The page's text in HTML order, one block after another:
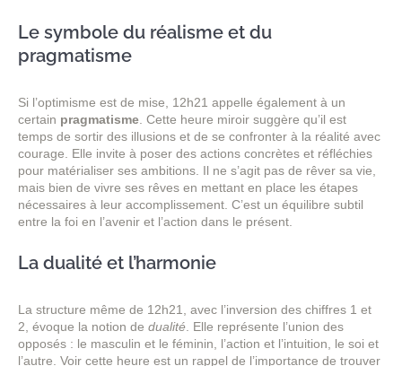
Le symbole du réalisme et du
pragmatisme
Si l’optimisme est de mise, 12h21 appelle également à un
certain pragmatisme . Cette heure miroir suggère qu’il est
temps de sortir des illusions et de se confronter à la réalité avec
courage. Elle invite à poser des actions concrètes et réfléchies
pour matérialiser ses ambitions. Il ne s’agit pas de rêver sa vie,
mais bien de vivre ses rêves en mettant en place les étapes
nécessaires à leur accomplissement. C’est un équilibre subtil
entre la foi en l’avenir et l’action dans le présent.
La dualité et l’harmonie
La structure même de 12h21, avec l’inversion des chiffres 1 et
2, évoque la notion de dualité . Elle représente l’union des
opposés : le masculin et le féminin, l’action et l’intuition, le soi et
l’autre. Voir cette heure est un rappel de l’importance de trouver